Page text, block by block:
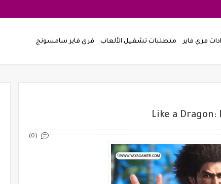
فري فاير متطلبات تشغيل الألعاب فري فاير سامسونج
(0)